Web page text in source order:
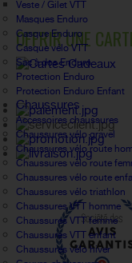
Veste / Gilet VTT
Masques Enduro
Casque Enduro
Casque vélo VTT
Sac à dos Enduro
Protection Enduro
Protection Enduro Enfant
Chaussures
Accessoires chaussures
Chaussures vélo gravel
Chaussures vélo route
Chaussures vélo route
Chaussures vélo route
Chaussures vélo triathlon
Chaussures VTT homme
Chaussures VTT femme
Chaussures VTT enfant
Chaussures vélo hiver
OFFRIR UNE